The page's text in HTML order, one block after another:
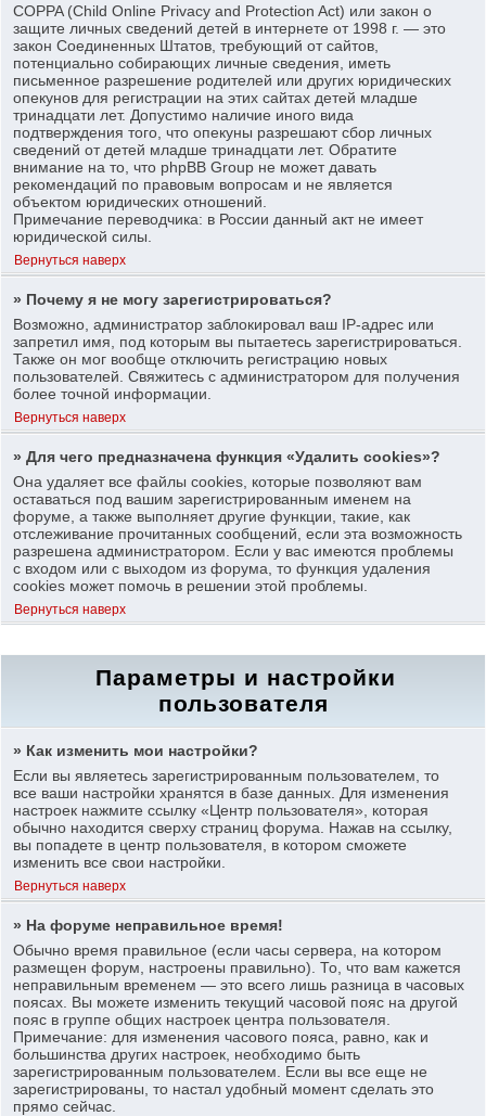
COPPA (Child Online Privacy and Protection Act) или закон о
защите личных сведений детей в интернете от 1998 г. — это
закон Соединенных Штатов, требующий от сайтов,
потенциально собирающих личные сведения, иметь
письменное разрешение родителей или других юридических
опекунов для регистрации на этих сайтах детей младше
тринадцати лет. Допустимо наличие иного вида
подтверждения того, что опекуны разрешают сбор личных
сведений от детей младше тринадцати лет. Обратите
внимание на то, что phpBB Group не может давать
рекомендаций по правовым вопросам и не является
объектом юридических отношений.
Примечание переводчика: в России данный акт не имеет
юридической силы.
Вернуться наверх
» Почему я не могу зарегистрироваться?
Возможно, администратор заблокировал ваш IP-адрес или
запретил имя, под которым вы пытаетесь зарегистрироваться.
Также он мог вообще отключить регистрацию новых
пользователей. Свяжитесь с администратором для получения
более точной информации.
Вернуться наверх
» Для чего предназначена функция «Удалить cookies»?
Она удаляет все файлы cookies, которые позволяют вам
оставаться под вашим зарегистрированным именем на
форуме, а также выполняет другие функции, такие, как
отслеживание прочитанных сообщений, если эта возможность
разрешена администратором. Если у вас имеются проблемы
с входом или с выходом из форума, то функция удаления
cookies может помочь в решении этой проблемы.
Вернуться наверх
Параметры и настройки
пользователя
» Как изменить мои настройки?
Если вы являетесь зарегистрированным пользователем, то
все ваши настройки хранятся в базе данных. Для изменения
настроек нажмите ссылку «Центр пользователя», которая
обычно находится сверху страниц форума. Нажав на ссылку,
вы попадете в центр пользователя, в котором сможете
изменить все свои настройки.
Вернуться наверх
» На форуме неправильное время!
Обычно время правильное (если часы сервера, на котором
размещен форум, настроены правильно). То, что вам кажется
неправильным временем — это всего лишь разница в часовых
поясах. Вы можете изменить текущий часовой пояс на другой
пояс в группе общих настроек центра пользователя.
Примечание: для изменения часового пояса, равно, как и
большинства других настроек, необходимо быть
зарегистрированным пользователем. Если вы все еще не
зарегистрированы, то настал удобный момент сделать это
прямо сейчас.